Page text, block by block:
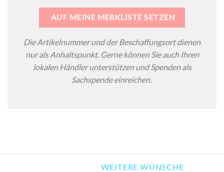
AUF MEINE MERKLISTE SETZEN
Die Artikelnummer und der Beschaffungsort dienen
nur als Anhaltspunkt. Gerne können Sie auch Ihren
lokalen Händler unterstützen und Spenden als
Sachspende einreichen.
WEITERE WÜNSCHE